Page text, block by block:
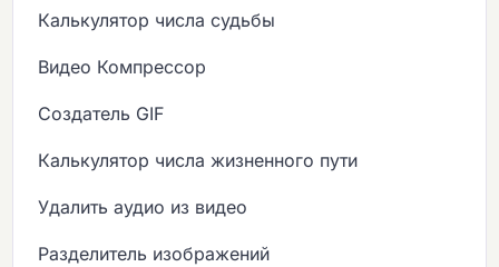
Калькулятор числа судьбы
Видео Компрессор
Создатель GIF
Калькулятор числа жизненного пути
Удалить аудио из видео
Разделитель изображений